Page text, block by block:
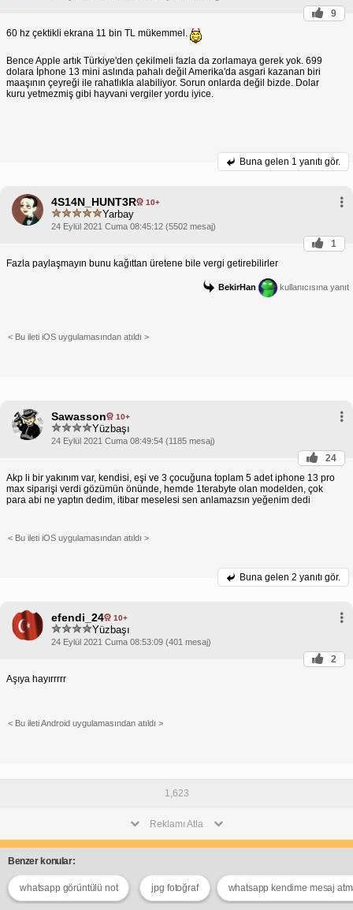
9
60 hz çektikli ekrana 11 bin TL mükemmel.
Bence Apple artık Türkiye'den çekilmeli fazla da zorlamaya gerek yok. 699
dolara İphone 13 mini aslında pahalı değil Amerika'da asgari kazanan biri
maaşının çeyreği ile rahatlıkla alabiliyor. Sorun onlarda değil bizde. Dolar
kuru yetmezmiş gibi hayvani vergiler yordu iyice.
Buna gelen 1 yanıtı gör.
4S14N_HUNT3R 10+
Yarbay
24 Eylül 2021 Cuma 08:45:12 (5502 mesaj)
1
Fazla paylaşmayın bunu kağıttan üretene bile vergi getirebilirler
BekirHan kullanıcısına yanıt
< Bu ileti iOS uygulamasından atıldı >
Sawasson 10+
Yüzbaşı
24 Eylül 2021 Cuma 08:49:54 (1185 mesaj)
24
Akp li bir yakınım var, kendisi, eşi ve 3 çocuğuna toplam 5 adet iphone 13 pro
max siparişi verdi gözümün önünde, hemde 1terabyte olan modelden, çok
para abi ne yaptın dedim, itibar meselesi sen anlamazsın yeğenim dedi
< Bu ileti iOS uygulamasından atıldı >
Buna gelen 2 yanıtı gör.
efendi_24 10+
Yüzbaşı
24 Eylül 2021 Cuma 08:53:09 (401 mesaj)
2
Aşıya hayırrrrr
< Bu ileti Android uygulamasından atıldı >
1,623
Reklamı Atla
Benzer konular:
whatsapp görüntülü not jpg fotoğraf whatsapp kendime mesaj